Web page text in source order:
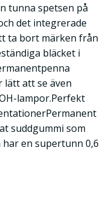
tunna spetsen på
det integrerade
ta bort märken från
bläcket i
att se även
lampor.Perfekt
suddgummi som
en supertunn 0,6